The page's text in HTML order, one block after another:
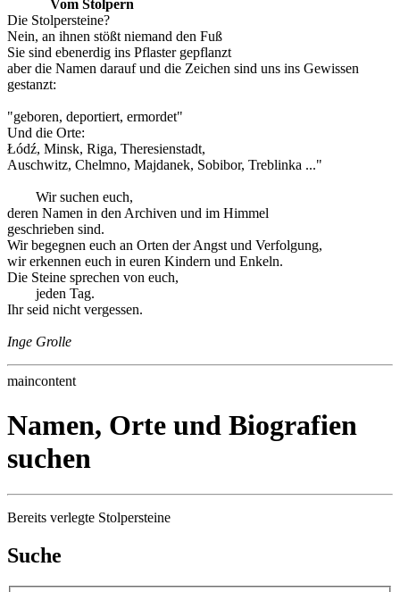
Vom Stolpern
Die Stolpersteine?
Nein, an ihnen stößt niemand den Fuß
Sie sind ebenerdig ins Pflaster gepflanzt
aber die Namen darauf und die Zeichen sind uns ins Gewissen
gestanzt:
"geboren, deportiert, ermordet"
Und die Orte:
Łódź, Minsk, Riga, Theresienstadt,
Auschwitz, Chelmno, Majdanek, Sobibor, Treblinka ..."
Wir suchen euch,
deren Namen in den Archiven und im Himmel
geschrieben sind.
Wir begegnen euch an Orten der Angst und Verfolgung,
wir erkennen euch in euren Kindern und Enkeln.
Die Steine sprechen von euch,
jeden Tag.
Ihr seid nicht vergessen.
Inge Grolle
maincontent
Namen, Orte und Biografien
suchen
Bereits verlegte Stolpersteine
Suche